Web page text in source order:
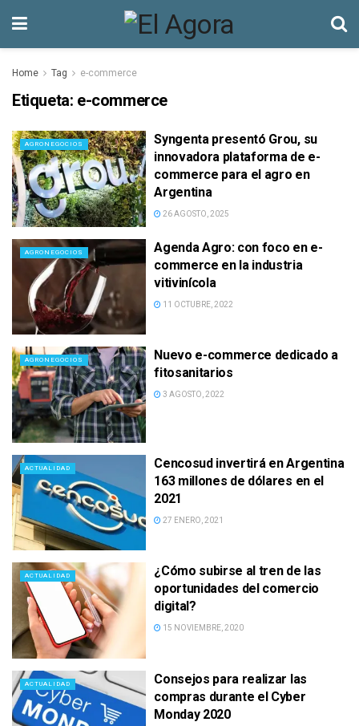
Home Tag e-commerce
Etiqueta: e-commerce
AGRONEGOCIOS
Syngenta presentó Grou, su
innovadora plataforma de e-
commerce para el agro en
Argentina
26 AGOSTO, 2025
AGRONEGOCIOS
Agenda Agro: con foco en e-
commerce en la industria
vitivinícola
11 OCTUBRE, 2022
AGRONEGOCIOS
Nuevo e-commerce dedicado a
fitosanitarios
3 AGOSTO, 2022
ACTUALIDAD
Cencosud invertirá en Argentina
163 millones de dólares en el
2021
27 ENERO, 2021
ACTUALIDAD
¿Cómo subirse al tren de las
oportunidades del comercio
digital?
15 NOVIEMBRE, 2020
ACTUALIDAD
Consejos para realizar las
compras durante el Cyber
Monday 2020